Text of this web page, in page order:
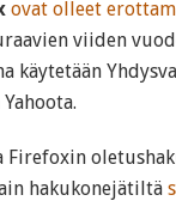
ovat olleet
viiden
käytetään
Firefoxin
hakukonejätiltä